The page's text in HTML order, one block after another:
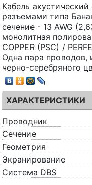
Кабель
разъемами типа
сечение - 13 AWG
монолитная
COPPER (PSC) /
Одна пара проводов,
черно-серебряного
ХАРАКТЕРИСТИКИ
Проводник
Сечение
Геометрия
Экранирование
Система DBS